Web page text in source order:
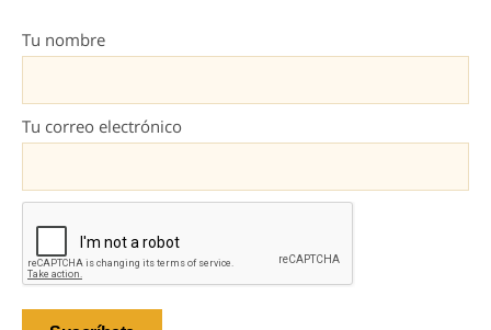
Tu nombre
Tu correo electrónico